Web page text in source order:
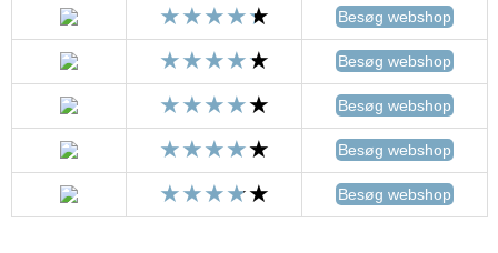
Besøg webshop
Besøg webshop
Besøg webshop
Besøg webshop
Besøg webshop